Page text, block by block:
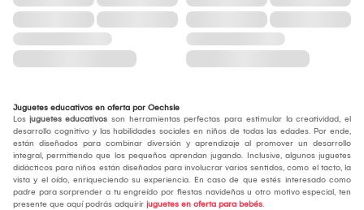
Juguetes educativos en oferta por Oechsle
Los juguetes educativos son herramientas perfectas para estimular la creatividad, el
desarrollo cognitivo y las habilidades sociales en niños de todas las edades. Por ende,
están diseñados para combinar diversión y aprendizaje al promover un desarrollo
integral, permitiendo que los pequeños aprendan jugando. Inclusive, algunos juguetes
didácticos para niños están diseñados para involucrar varios sentidos, como el tacto, la
vista y el oído, enriqueciendo su experiencia. En caso de que estés interesado como
padre para sorprender a tu engreído por fiestas navideñas u otro motivo especial, ten
presente que aquí podrás adquirir juguetes en oferta para bebés.